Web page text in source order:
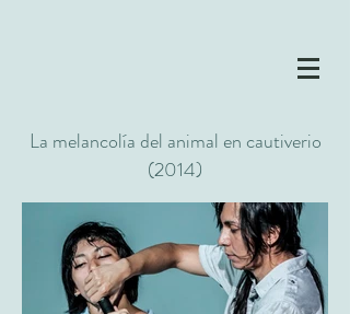
La melancolía del animal en cautiverio
(2014)